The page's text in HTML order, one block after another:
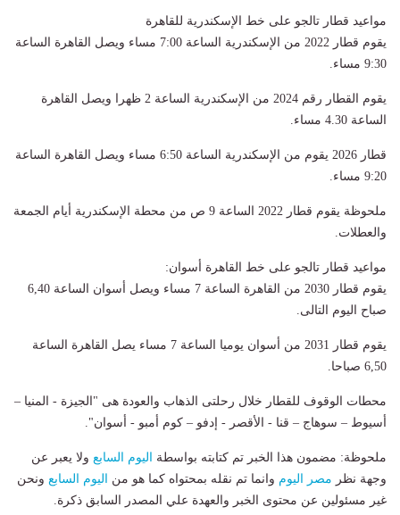
مواعيد قطار تالجو على خط الإسكندرية للقاهرة
يقوم قطار 2022 من الإسكندرية الساعة 7:00 مساء ويصل القاهرة الساعة
9:30 مساء.
يقوم القطار رقم 2024 من الإسكندرية الساعة 2 ظهرا ويصل القاهرة
الساعة 4.30 مساء.
قطار 2026 يقوم من الإسكندرية الساعة 6:50 مساء ويصل القاهرة الساعة
9:20 مساء.
ملحوظة يقوم قطار 2022 الساعة 9 ص من محطة الإسكندرية أيام الجمعة
والعطلات.
مواعيد قطار تالجو على خط القاهرة أسوان:
يقوم قطار 2030 من القاهرة الساعة 7 مساء ويصل أسوان الساعة 6,40
صباح اليوم التالى.
يقوم قطار 2031 من أسوان يوميا الساعة 7 مساء يصل القاهرة الساعة
6,50 صباحا.
محطات الوقوف للقطار خلال رحلتى الذهاب والعودة هى "الجيزة - المنيا –
أسيوط – سوهاج – قنا - الأقصر - إدفو – كوم أمبو - أسوان".
ملحوظة: مضمون هذا الخبر تم كتابته بواسطة اليوم السابع ولا يعبر عن
وجهة نظر مصر اليوم وانما تم نقله بمحتواه كما هو من اليوم السابع ونحن
غير مسئولين عن محتوى الخبر والعهدة علي المصدر السابق ذكرة.